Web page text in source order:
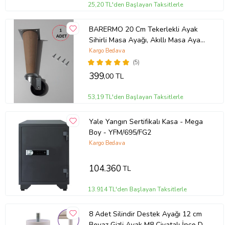
25,20 TL'den Başlayan Taksitlerle
BARERMO 20 Cm Tekerlekli Ayak
Sihirli Masa Ayağı, Akıllı Masa Ayağı,
Akıllı Sehpa Ayağı, Sihirli Sehpa
Ayağı
(5)
Kargo Bedava
399,00 TL
53,19 TL'den Başlayan Taksitlerle
Yale Yangın Sertifikalı Kasa - Mega
Boy - YFM/695/FG2
Kargo Bedava
104.360TL
13.914 TL'den Başlayan Taksitlerle
8 Adet Silindir Destek Ayağı 12 cm